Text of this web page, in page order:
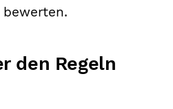
den Regeln